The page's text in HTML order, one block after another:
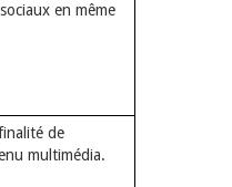
en même
de
multimédia.